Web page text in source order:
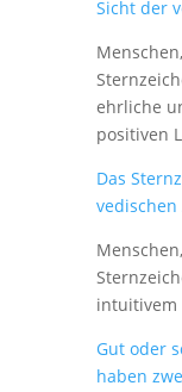
Sicht der
ehrliche
positiven
Das
vedischen
intuitivem
Gut oder
haben